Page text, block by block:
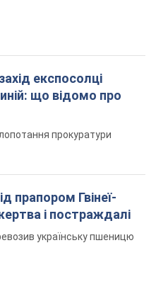
прокуратури
прапором Гвінеї-
і постраждалі
українську пшеницю